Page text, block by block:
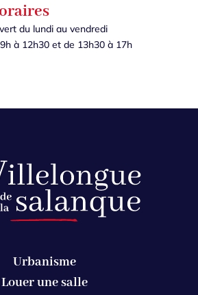
du lundi au vendredi
à 12h30 et de 13h30 à 17h
Urbanisme
Louer une salle